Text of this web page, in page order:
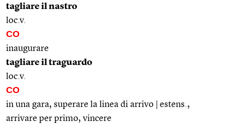
tagliare il nastro
loc.v.
CO
inaugurare
tagliare il traguardo
loc.v.
CO
in una gara, superare la linea di arrivo | estens.,
arrivare per primo, vincere